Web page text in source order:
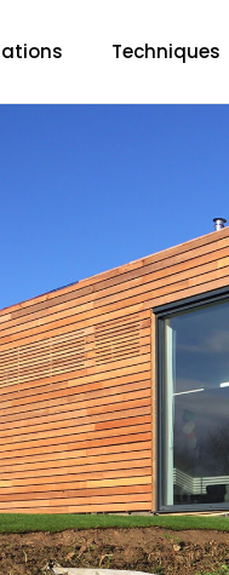
Techniques